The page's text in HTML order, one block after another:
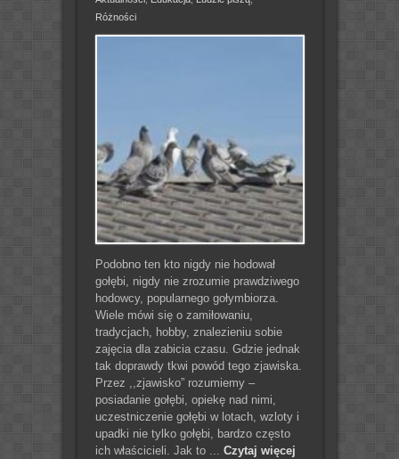
Różności
Podobno ten kto nigdy nie hodował
gołębi, nigdy nie zrozumie prawdziwego
hodowcy, popularnego gołymbiorza.
Wiele mówi się o zamiłowaniu,
tradycjach, hobby, znalezieniu sobie
zajęcia dla zabicia czasu. Gdzie jednak
tak doprawdy tkwi powód tego zjawiska.
Przez ,,zjawisko” rozumiemy –
posiadanie gołębi, opiekę nad nimi,
uczestniczenie gołębi w lotach, wzloty i
upadki nie tylko gołębi, bardzo często
ich właścicieli. Jak to ... Czytaj więcej